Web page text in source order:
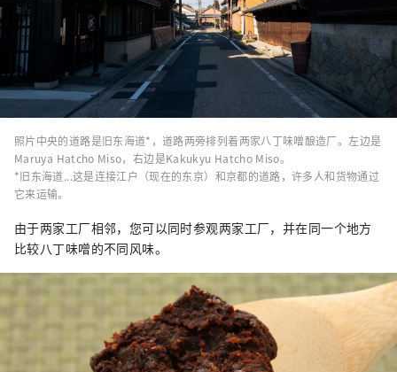
照片中央的道路是旧东海道*，道路两旁排列着两家八丁味噌酿造厂。左边是
Maruya Hatcho Miso，右边是Kakukyu Hatcho Miso。
*旧东海道...这是连接江户（现在的东京）和京都的道路，许多人和货物通过
它来运输。
由于两家工厂相邻，您可以同时参观两家工厂，并在同一个地方
比较八丁味噌的不同风味。